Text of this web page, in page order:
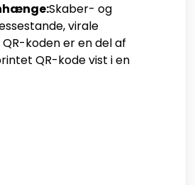
Skaber- og
virale
koden er en del af
QR-kode vist i en